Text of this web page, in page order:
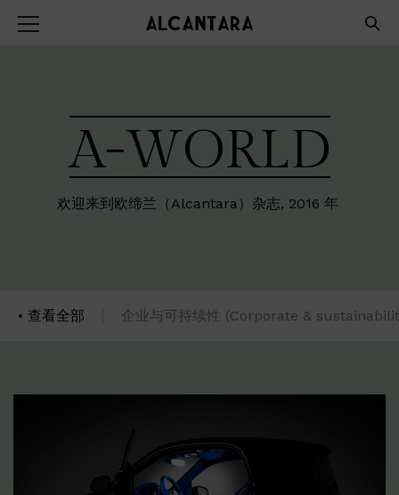
A-WORLD
欢迎来到欧缔兰（Alcantara）杂志, 2016 年
查看全部 企业与可持续性 (Corporate &